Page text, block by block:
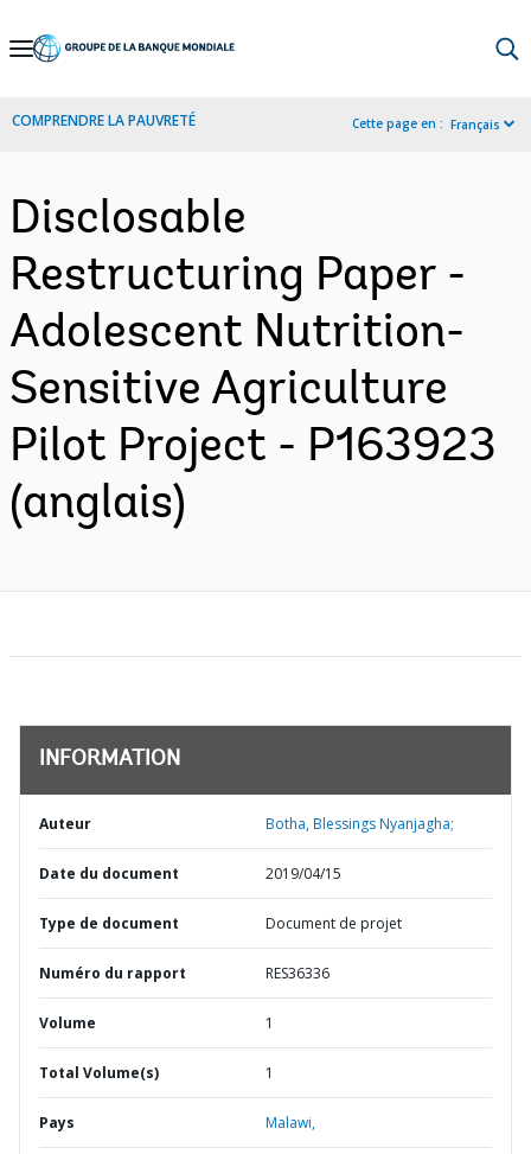
Skip
Navigation
COMPRENDRE LA PAUVRETÉ Cette page en : Français
Disclosable
Restructuring Paper -
Adolescent Nutrition-
Sensitive Agriculture
Pilot Project - P163923
(anglais)
INFORMATION
Auteur Botha, Blessings Nyanjagha;
Date du document 2019/04/15
Type de document Document de projet
Numéro du rapport RES36336
Volume 1
Total Volume(s) 1
Pays Malawi,